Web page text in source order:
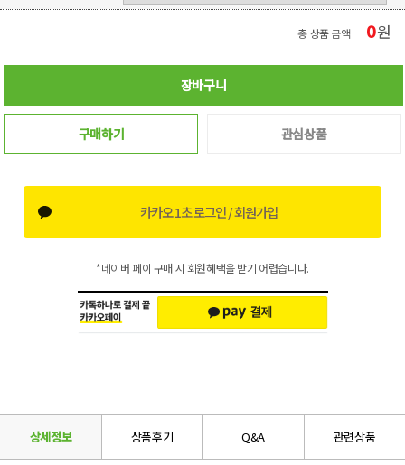
총 상품 금액 0원
장바구니
구매하기 관심상품
카카오 1초 로그인 / 회원가입
*네이버 페이 구매 시 회원혜택을 받기 어렵습니다.
상세정보 상품후기 Q&A 관련상품